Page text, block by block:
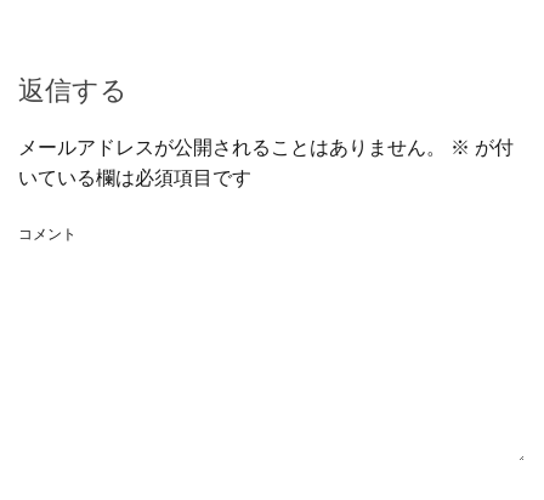
返信する
メールアドレスが公開されることはありません。 ※ が付
いている欄は必須項目です
コメント